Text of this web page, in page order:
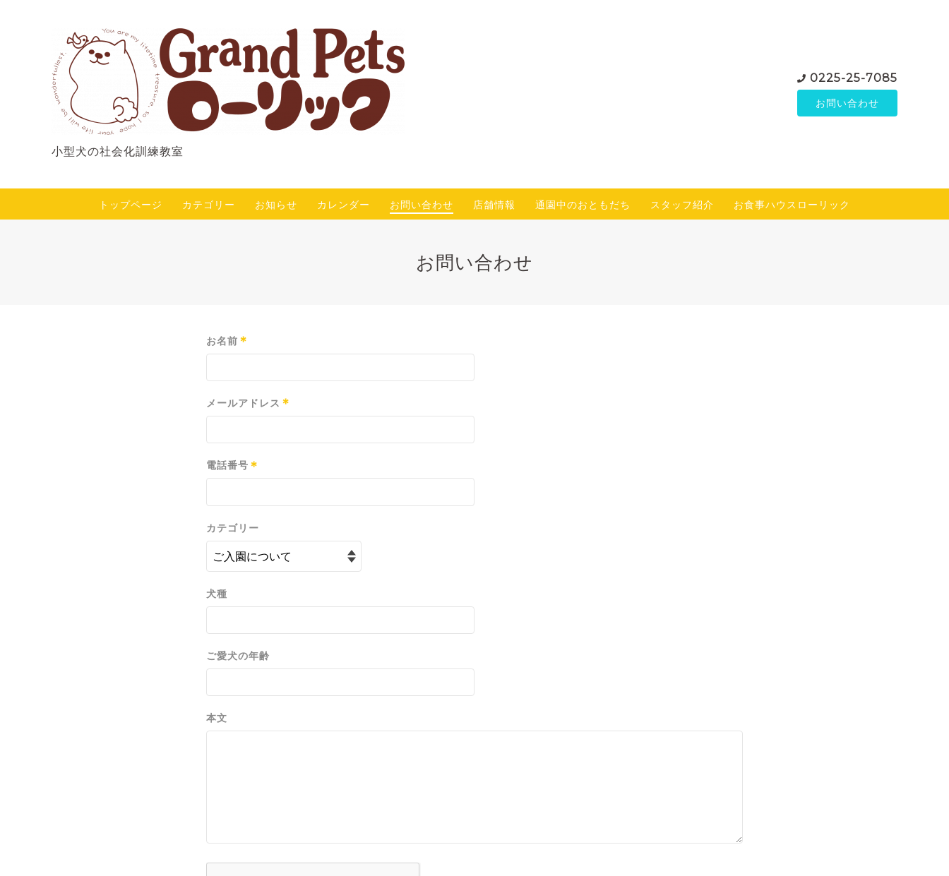
小型犬の社会化訓練教室
0225-25-7085
お問い合わせ
トップページ カテゴリー お知らせ カレンダー お問い合わせ 店舗情報 通園中のおともだち スタッフ紹介 お食事ハウスローリック
お問い合わせ
お名前 *
メールアドレス *
電話番号 *
カテゴリー
犬種
ご愛犬の年齢
本文